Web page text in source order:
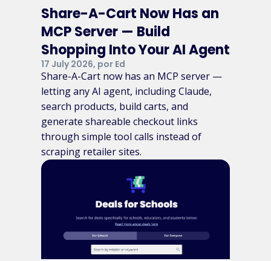
Share-A-Cart Now Has an
MCP Server — Build
Shopping Into Your AI Agent
17 July 2026, por Ed
Share-A-Cart now has an MCP server —
letting any AI agent, including Claude,
search products, build carts, and
generate shareable checkout links
through simple tool calls instead of
scraping retailer sites.